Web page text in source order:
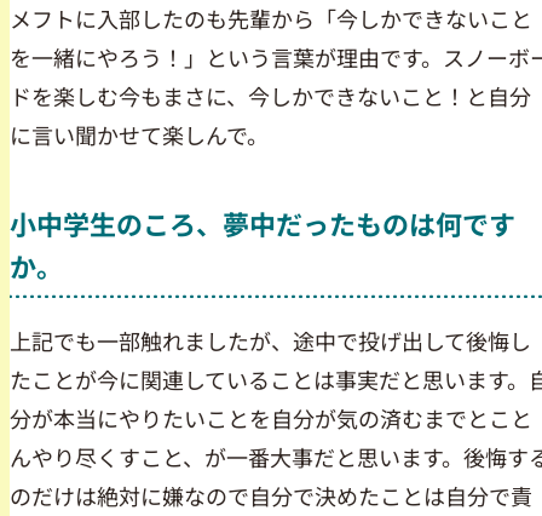
メフトに入部したのも先輩から「今しかできないこと
を一緒にやろう！」という言葉が理由です。スノーボ
ドを楽しむ今もまさに、今しかできないこと！と自分
に言い聞かせて楽しんで。
小中学生のころ、夢中だったものは何です
か。
上記でも一部触れましたが、途中で投げ出して後悔し
たことが今に関連していることは事実だと思います。
分が本当にやりたいことを自分が気の済むまでとこと
んやり尽くすこと、が一番大事だと思います。後悔す
のだけは絶対に嫌なので自分で決めたことは自分で責